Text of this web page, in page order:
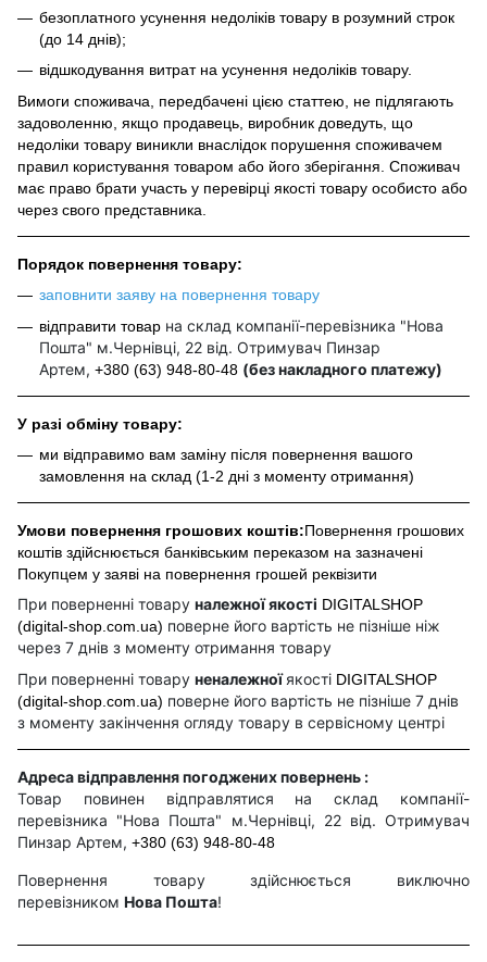
безоплатного усунення недоліків товару в розумний строк
(до 14 днів);
відшкодування витрат на усунення недоліків товару.
Вимоги споживача, передбачені цією статтею, не підлягають
задоволенню, якщо продавець, виробник доведуть, що
недоліки товару виникли внаслідок порушення споживачем
правил користування товаром або його зберігання. Споживач
має право брати участь у перевірці якості товару особисто або
через свого представника.
Порядок повернення товару:
заповнити заяву на повернення товару
відправити товар на склад компанії-перевізника "Нова
Пошта" м.Чернівці, 22 від. Отримувач Пинзар
Артем, +380 (63) 948-80-48 (без накладного платежу)
У разі обміну товару:
ми відправимо вам заміну після повернення вашого
замовлення на склад (1-2 дні з моменту отримання)
Умови повернення грошових коштів:Повернення грошових
коштів здійснюється банківським переказом на зазначені
Покупцем у заяві на повернення грошей реквізити
При поверненні товару належної якості DIGITALSHOP
(digital-shop.com.ua) поверне його вартість не пізніше ніж
через 7 днів з моменту отримання товару
При поверненні товару неналежноїякості DIGITALSHOP
(digital-shop.com.ua) поверне його вартість не пізніше 7 днів
з моменту закінчення огляду товару в сервісному центрі
Адреса відправлення погоджених повернень :
Товар повинен відправлятися на склад компанії-
перевізника "Нова Пошта" м.Чернівці, 22 від. Отримувач
Пинзар Артем, +380 (63) 948-80-48
Повернення товару здійснюється виключно
перевізником Нова Пошта!